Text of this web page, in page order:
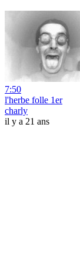
7:50
l'herbe folle 1er
charly
il y a 21 ans